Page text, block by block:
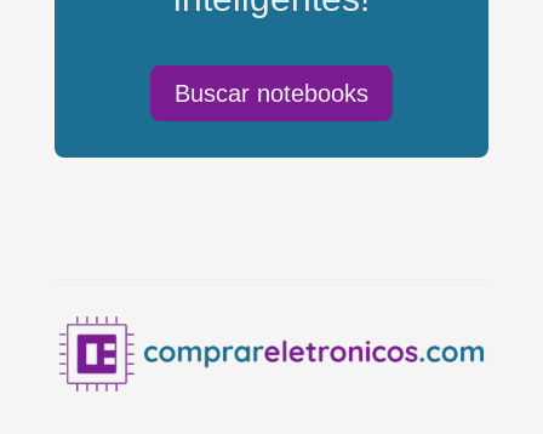
Buscar notebooks